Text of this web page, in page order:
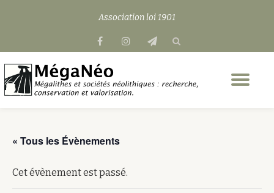
contenu
Association loi 1901
fa-
fa-
fa-
« Tous les Évènements
Cet évènement est passé.